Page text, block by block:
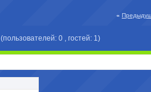
«
(пользователей: 0 , гостей: 1)